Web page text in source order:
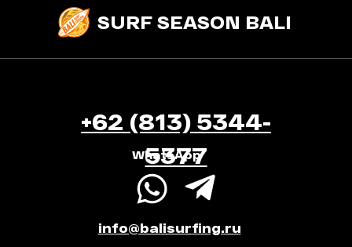
SURF SEASON BALI
+62 (813) 5344-
5377
info@balisurfing.ru
WhatsApp